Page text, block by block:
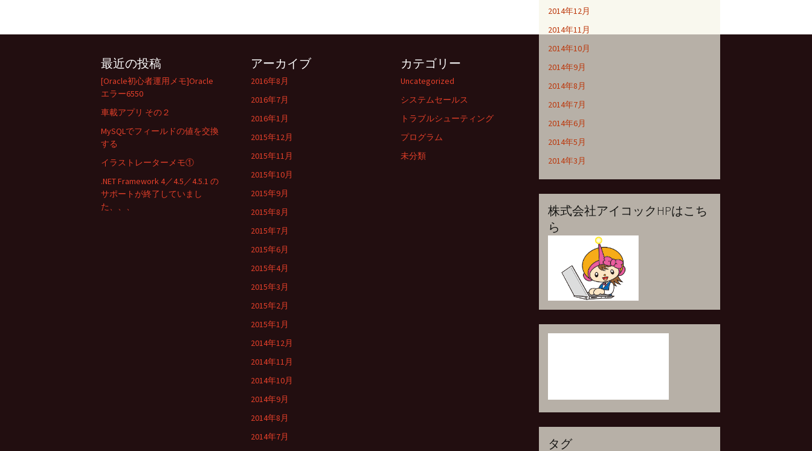
2014年12月
2014年11月
2014年10月
2014年9月
2014年8月
2014年7月
2014年6月
2014年5月
2014年3月
株式会社アイコックHPはこち
ら
タグ
最近の投稿
[Oracle初心者運用メモ]Oracle
エラー6550
車載アプリ その２
MySQLでフィールドの値を交換
する
イラストレーターメモ①
.NET Framework 4／4.5／4.5.1 の
サポートが終了していまし
た、、、
アーカイブ
2016年8月
2016年7月
2016年1月
2015年12月
2015年11月
2015年10月
2015年9月
2015年8月
2015年7月
2015年6月
2015年4月
2015年3月
2015年2月
2015年1月
2014年12月
2014年11月
2014年10月
2014年9月
2014年8月
2014年7月
カテゴリー
Uncategorized
システムセールス
トラブルシューティング
プログラム
未分類